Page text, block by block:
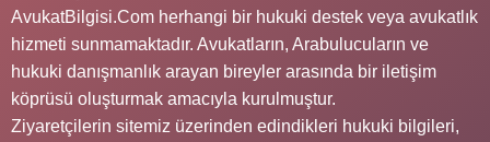
AvukatBilgisi.Com herhangi bir hukuki destek veya avukatlık
hizmeti sunmamaktadır. Avukatların, Arabulucuların ve
hukuki danışmanlık arayan bireyler arasında bir iletişim
köprüsü oluşturmak amacıyla kurulmuştur.
Ziyaretçilerin sitemiz üzerinden edindikleri hukuki bilgileri,